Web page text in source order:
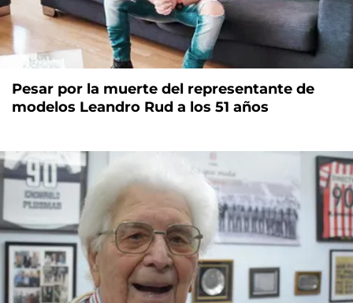
Pesar por la muerte del representante de
modelos Leandro Rud a los 51 años